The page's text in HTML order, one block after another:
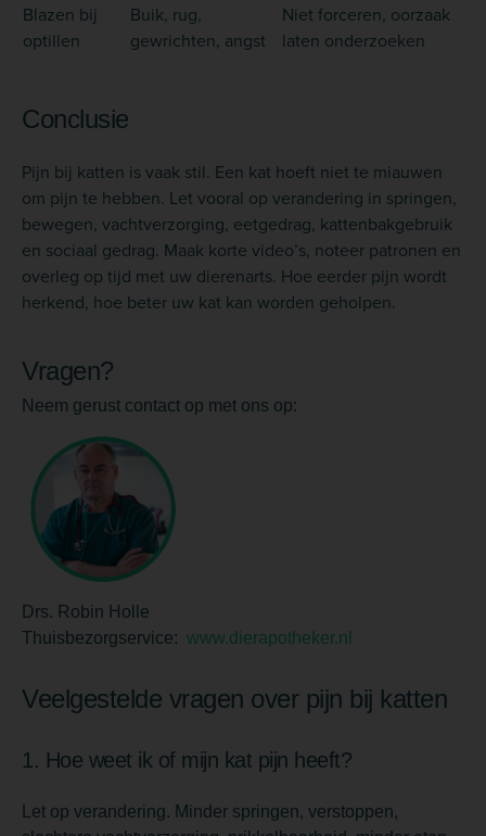
Blazen bij
optillen
Buik, rug,
gewrichten, angst
Niet forceren, oorzaak
laten onderzoeken
Conclusie
Pijn bij katten is vaak stil. Een kat hoeft niet te miauwen
om pijn te hebben. Let vooral op verandering in springen,
bewegen, vachtverzorging, eetgedrag, kattenbakgebruik
en sociaal gedrag. Maak korte video’s, noteer patronen en
overleg op tijd met uw dierenarts. Hoe eerder pijn wordt
herkend, hoe beter uw kat kan worden geholpen.
Vragen?
Neem gerust contact op met ons op:
Drs. Robin Holle
Thuisbezorgservice: www.dierapotheker.nl
Veelgestelde vragen over pijn bij katten
1. Hoe weet ik of mijn kat pijn heeft?
Let op verandering. Minder springen, verstoppen,